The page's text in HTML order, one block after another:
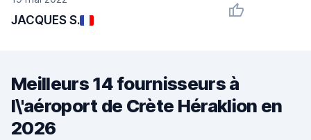
JACQUES S.
Meilleurs 14 fournisseurs à
l\'aéroport de Crète Héraklion en
2026